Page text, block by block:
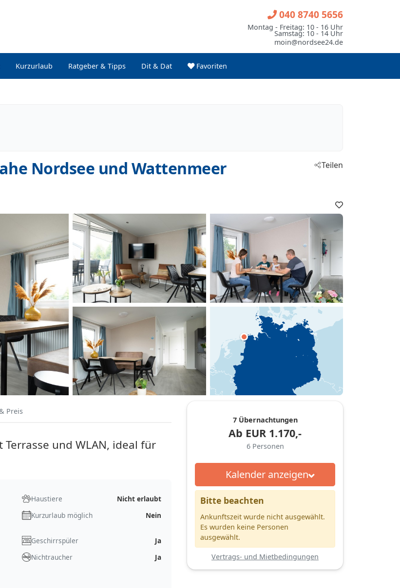
Kurzurlaub Ratgeber & Tipps Dit & Dat Favoriten
040 8740 5656
Montag - Freitag: 10 - 16 Uhr
Samstag: 10 - 14 Uhr
moin@nordsee24.de
Nordsee und Wattenmeer Teilen
Preis
und WLAN, ideal für
Haustiere
Nicht erlaubt
Kurzurlaub möglich
Nein
Geschirrspüler
Ja
Nichtraucher
Ja
7 Übernachtungen
Ab EUR 1.170,-
6 Personen
Kalender anzeigen
Bitte beachten
Ankunftszeit wurde nicht ausgewählt.
Es wurden keine Personen
ausgewählt.
Vertrags- und Mietbedingungen